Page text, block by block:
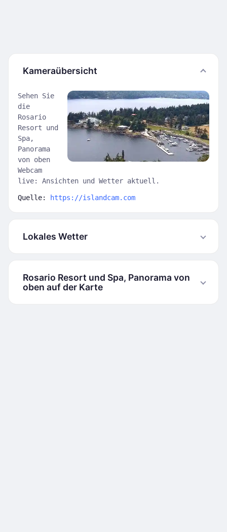
Kameraübersicht
Sehen Sie
die
Rosario
Resort und
Spa,
Panorama
von oben
Webcam
live: Ansichten und Wetter aktuell.
Quelle: https://islandcam.com
Lokales Wetter
Rosario Resort und Spa, Panorama von
oben auf der Karte